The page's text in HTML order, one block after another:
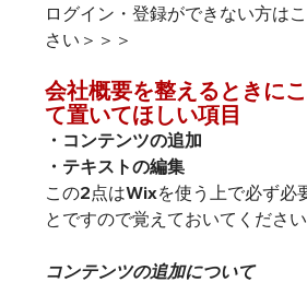
ログイン・登録ができない方は
さい＞＞＞
会社概要を整えるときに
て置いてほしい項目
・コンテンツの追加
・テキストの編集
この2点はWixを使う上で必ず必
とですので覚えておいてください
コンテンツの追加について